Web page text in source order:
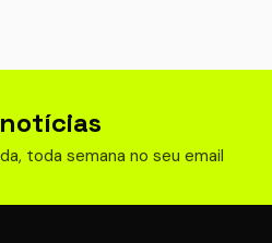
toda semana no seu email